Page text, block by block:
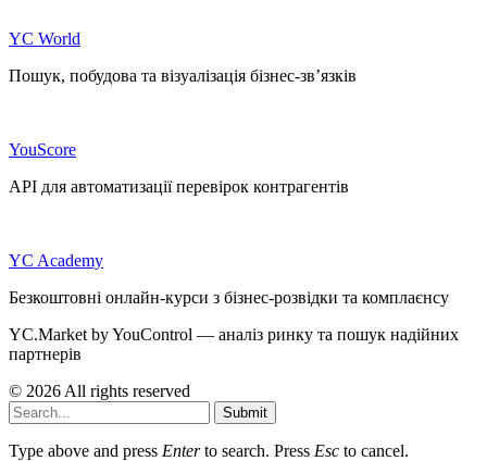
YC World
Пошук, побудова та візуалізація бізнес-зв’язків
YouScore
API для автоматизації перевірок контрагентів
YC Academy
Безкоштовні онлайн-курси з бізнес-розвідки та комплаєнсу
YC.Market by YouControl — аналіз ринку та пошук надійних
партнерів
© 2026 All rights reserved
Submit
Type above and press Enterto search. Press Esc to cancel.